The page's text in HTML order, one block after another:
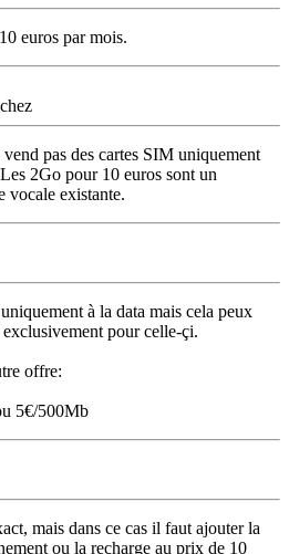
euros par mois.
pas des cartes SIM uniquement
2Go pour 10 euros sont un
vocale existante.
à la data mais cela peux
pour celle-çi.
offre:
5€/500Mb
mais dans ce cas il faut ajouter la
ou la recharge au prix de 10